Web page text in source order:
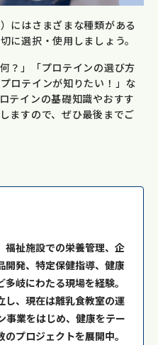
にはさまざまな種類がある
に選択・使用しましょう。
？」「プロテインの選び方
ロテインが知りたい！」な
テインの基礎知識やおすす
ますので、ぜひ最後までご
福祉施設での栄養管理、企
開発、特定保健指導、健康
岐にわたる現場を経験。
し、現在は離乳食教室の運
事業をはじめ、健康をテー
のプロジェクトを展開中。